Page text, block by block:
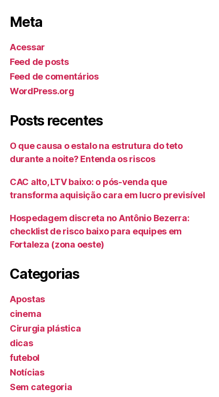
Meta
Acessar
Feed de posts
Feed de comentários
WordPress.org
Posts recentes
O que causa o estalo na estrutura do teto
durante a noite? Entenda os riscos
CAC alto, LTV baixo: o pós-venda que
transforma aquisição cara em lucro previsível
Hospedagem discreta no Antônio Bezerra:
checklist de risco baixo para equipes em
Fortaleza (zona oeste)
Categorias
Apostas
cinema
Cirurgia plástica
dicas
futebol
Notícias
Sem categoria